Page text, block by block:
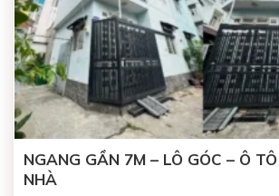
NGANG GẦN 7M – LÔ GÓC – Ô
NHÀ